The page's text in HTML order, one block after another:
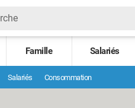
Famille Salariés
Salariés Consommation